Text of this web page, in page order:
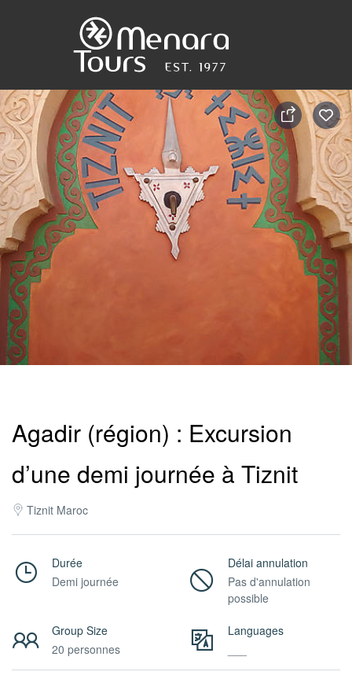
Agadir (région) : Excursion
d’une demi journée à Tiznit
Tiznit Maroc
Durée
Demi journée
Délai annulation
Pas d'annulation
possible
Group Size
20 personnes
Languages
Accueil
Destinations
Voyages
Activités
/
M.I.C.E.
À
Contact